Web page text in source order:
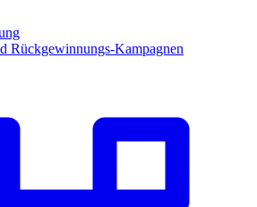
Rückgewinnungs-Kampagnen